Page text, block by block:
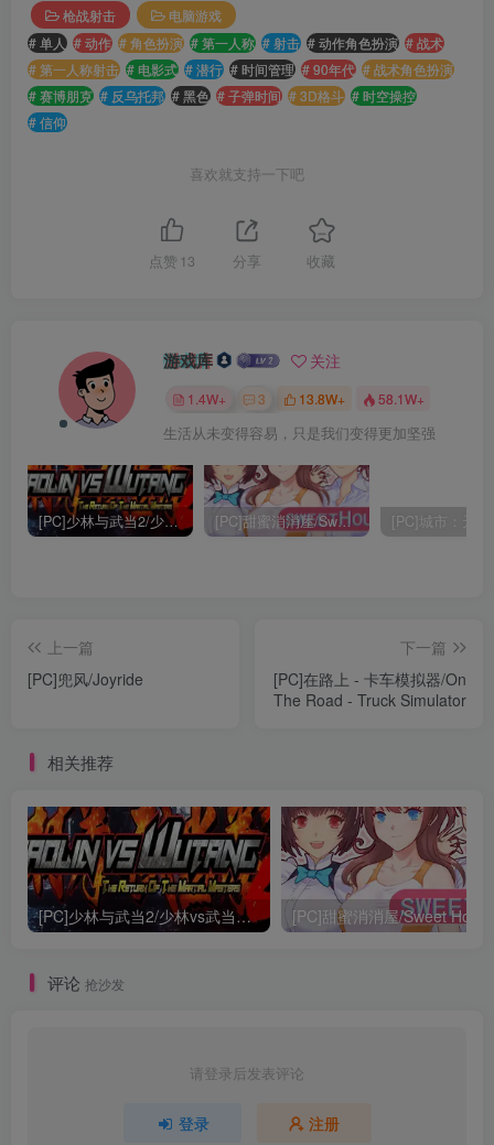
枪战射击
电脑游戏
# 单人 # 动作 # 角色扮演 # 第一人称 # 射击 # 动作角色扮演 # 战术
# 第一人称射击 # 电影式 # 潜行 # 时间管理 # 90年代 # 战术角色扮演
# 赛博朋克 # 反乌托邦 # 黑色 # 子弹时间 # 3D格斗 # 时空操控
# 信仰
喜欢就支持一下吧
点赞 13 分享 收藏
游戏库 关注
1.4W+ 3 13.8W+ 58.1W+
生活从未变得容易，只是我们变得更加坚强
[PC]少林与武当2/少林vs武当2/Shaolin vs Wutang 2 [PC]甜蜜消消屋/Sweet House
上一篇
[PC]兜风/Joyride
下一篇
[PC]在路上 - 卡车模拟器/On
The Road - Truck Simulator
相关推荐
[PC]少林与武当2/少林vs武当2/Shaolin vs Wutang 2 [PC]甜蜜消消屋/Sweet
评论 抢沙发
请登录后发表评论
登录 注册